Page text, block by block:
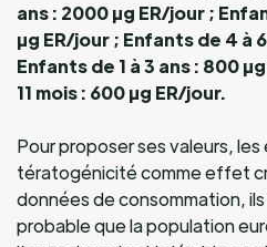
ans : 2000 µg ER/jour ;
µg ER/jour ; Enfants de 4 à
Enfants de 1 à 3 ans : 800
11 mois : 600 µg ER/jour.
Pour proposer ses valeurs,
tératogénicité comme effet
données de consommation,
probable que la population